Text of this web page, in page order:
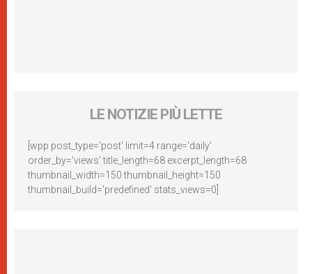
LE NOTIZIE PIÙ LETTE
[wpp post_type='post' limit=4 range='daily'
order_by='views' title_length=68 excerpt_length=68
thumbnail_width=150 thumbnail_height=150
thumbnail_build='predefined' stats_views=0]